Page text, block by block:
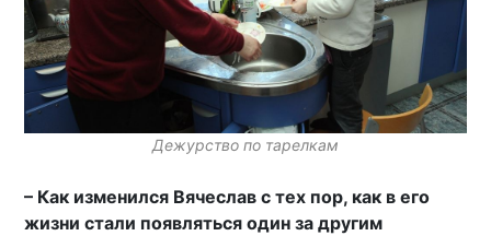
Дежурство по тарелкам
– Как изменился Вячеслав с тех пор, как в его
жизни стали появляться один за другим